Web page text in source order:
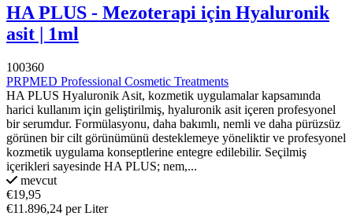
HA PLUS - Mezoterapi için Hyaluronik
asit | 1ml
100360
PRPMED Professional Cosmetic Treatments
HA PLUS Hyaluronik Asit, kozmetik uygulamalar kapsamında
harici kullanım için geliştirilmiş, hyaluronik asit içeren profesyonel
bir serumdur. Formülasyonu, daha bakımlı, nemli ve daha pürüzsüz
görünen bir cilt görünümünü desteklemeye yöneliktir ve profesyonel
kozmetik uygulama konseptlerine entegre edilebilir. Seçilmiş
içerikleri sayesinde HA PLUS; nem,...
mevcut
€19,95
€11.896,24 per Liter